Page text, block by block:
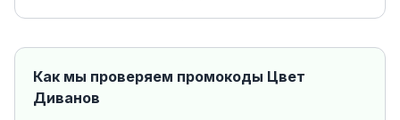
Как мы проверяем промокоды Цвет
Диванов